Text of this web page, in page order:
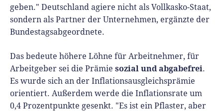
geben." Deutschland agiere nicht als Vollkasko-Staat,
sondern als Partner der Unternehmen, ergänzte der
Bundestagsabgeordnete.
Das bedeute höhere Löhne für Arbeitnehmer, für
Arbeitgeber sei die Prämie sozial und abgabefrei.
Es wurde sich an der Inflationsausgleichsprämie
orientiert. Außerdem werde die Inflationsrate um
0,4 Prozentpunkte gesenkt. "Es ist ein Pflaster, aber